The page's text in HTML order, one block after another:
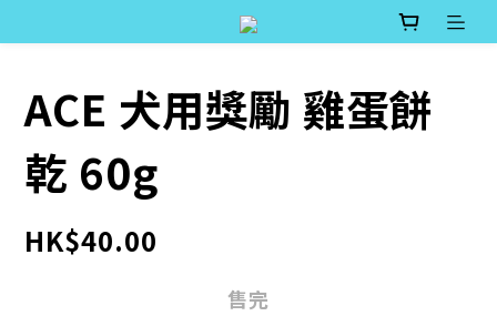
ACE 犬用獎勵 雞蛋餅
乾 60g
HK$40.00
售完